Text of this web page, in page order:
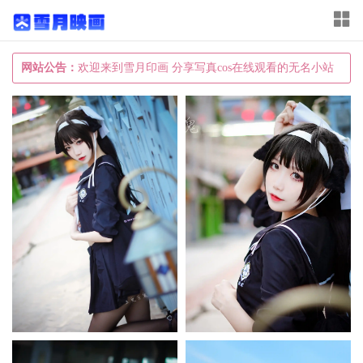
网站公告： 欢迎来到雪月印画 分享写真cos在线观看的无名小站
T
o
g
g
l
e
n
a
v
a
t
i